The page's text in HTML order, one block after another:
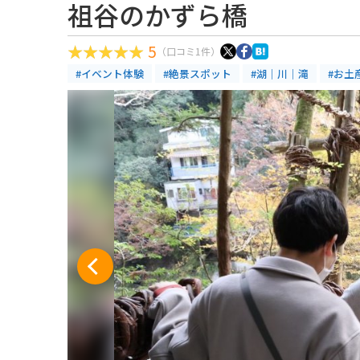
祖谷のかずら橋
5 （口コミ1件）
#イベント体験 #絶景スポット #湖｜川｜滝 #お土